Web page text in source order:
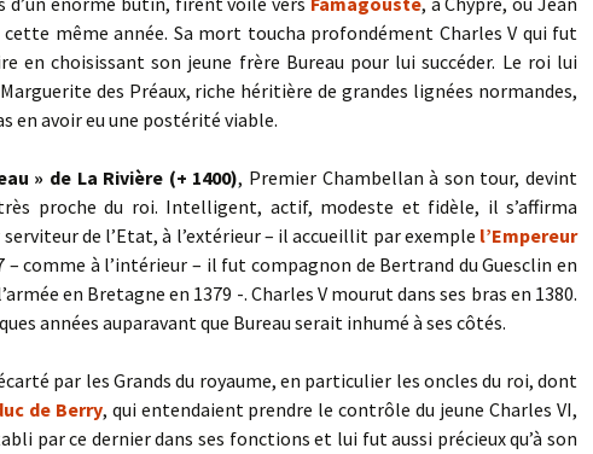
même année. Sa mort toucha profondément Charles V qui fut
en choisissant son jeune frère Bureau pour lui succéder. Le roi lui
des Préaux, riche héritière de grandes lignées normandes,
en avoir eu une postérité viable.
» de La Rivière (+ 1400), Premier Chambellan à son tour, devint
proche du roi. Intelligent, actif, modeste et fidèle, il s’affirma
de l’Etat, à l’extérieur – il accueillit par exemple l’Empereur
– comme à l’intérieur – il fut compagnon de Bertrand du Guesclin en
en Bretagne en 1379 -. Charles V mourut dans ses bras en 1380.
années auparavant que Bureau serait inhumé à ses côtés.
par les Grands du royaume, en particulier les oncles du roi, dont
de Berry, qui entendaient prendre le contrôle du jeune Charles VI,
par ce dernier dans ses fonctions et lui fut aussi précieux qu’à son